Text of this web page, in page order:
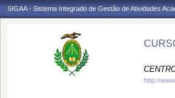
SIGAA - Sistema Integrado de Gestão de Atividades
http://